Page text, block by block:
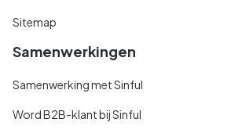
Sitemap
Samenwerkingen
Samenwerking met Sinful
Word B2B-klant bij Sinful